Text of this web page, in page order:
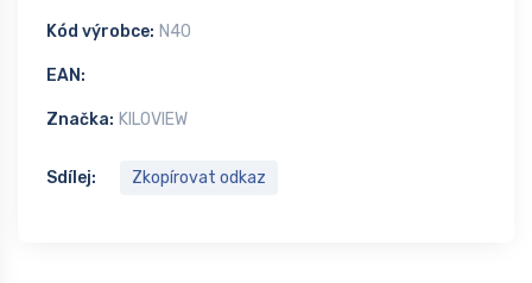
Kód výrobce: N40
EAN:
Značka: KILOVIEW
Sdílej: Zkopírovat odkaz